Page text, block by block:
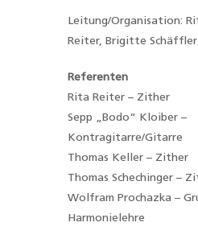
Leitung/Organisation:
Reiter, Brigitte Schäffler
Referenten
Rita Reiter – Zither
Sepp „Bodo“ Kloiber –
Kontragitarre/Gitarre
Thomas Keller – Zither
Thomas Schechinger –
Wolfram Prochazka –
Harmonielehre